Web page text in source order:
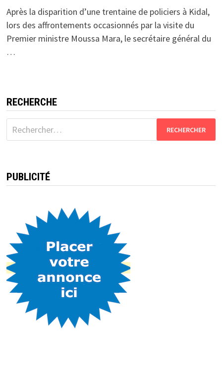
Après la disparition d’une trentaine de policiers à Kidal,
lors des affrontements occasionnés par la visite du
Premier ministre Moussa Mara, le secrétaire général du
…
RECHERCHE
Rechercher :
PUBLICITÉ